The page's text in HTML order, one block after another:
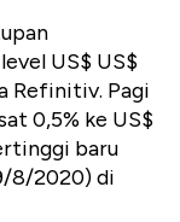
US$ US$
Refinitiv. Pagi
0,5% ke US$
baru
8/2020) di